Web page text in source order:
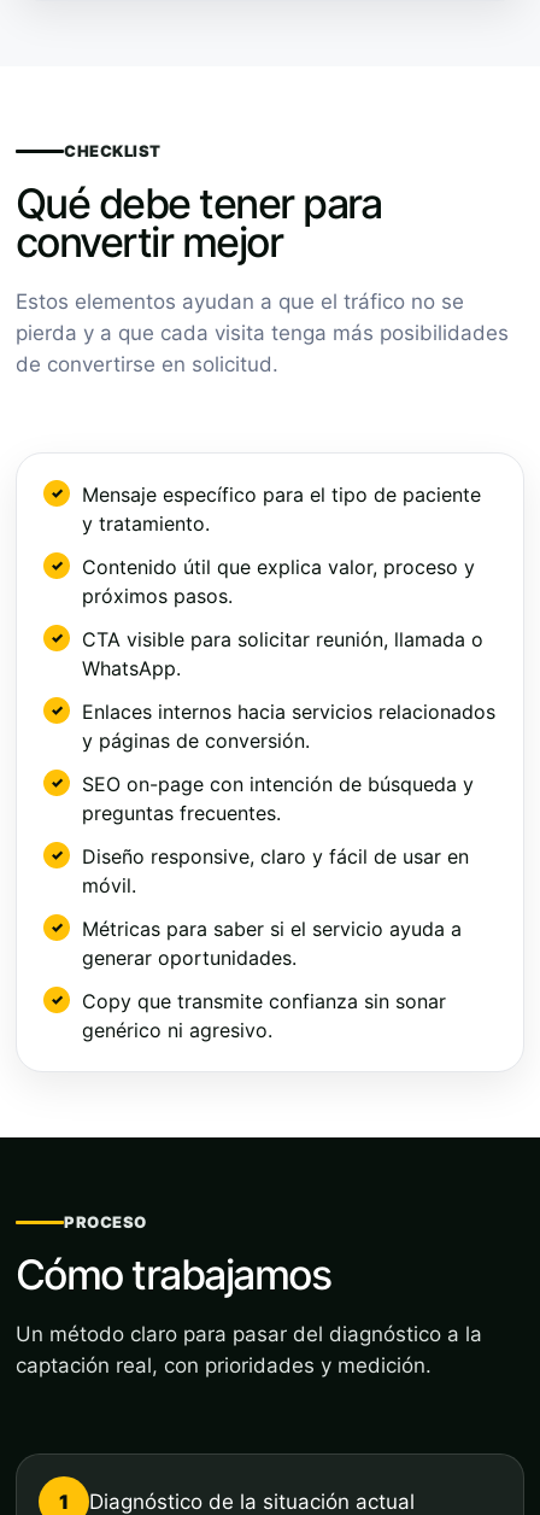
CHECKLIST
Qué debe tener para
convertir mejor
Estos elementos ayudan a que el tráfico no se
pierda y a que cada visita tenga más posibilidades
de convertirse en solicitud.
Mensaje específico para el tipo de paciente
y tratamiento.
Contenido útil que explica valor, proceso y
próximos pasos.
CTA visible para solicitar reunión, llamada o
WhatsApp.
Enlaces internos hacia servicios relacionados
y páginas de conversión.
SEO on-page con intención de búsqueda y
preguntas frecuentes.
Diseño responsive, claro y fácil de usar en
móvil.
Métricas para saber si el servicio ayuda a
generar oportunidades.
Copy que transmite confianza sin sonar
genérico ni agresivo.
PROCESO
Cómo trabajamos
Un método claro para pasar del diagnóstico a la
captación real, con prioridades y medición.
1 Diagnóstico de la situación actual